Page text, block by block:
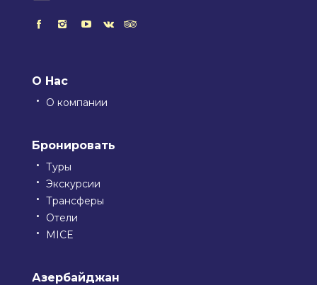
О Нас
О компании
Бронировать
Туры
Экскурсии
Трансферы
Отели
MICE
Азербайджан